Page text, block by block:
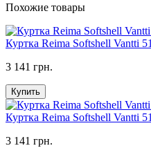
Похожие товары
Куртка Reima Softshell Vantti
3 141 грн.
Купить
Куртка Reima Softshell Vantti
3 141 грн.